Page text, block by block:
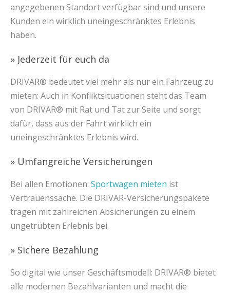
angegebenen Standort verfügbar sind und unsere
Kunden ein wirklich uneingeschränktes Erlebnis
haben.
» Jederzeit für euch da
DRIVAR® bedeutet viel mehr als nur ein Fahrzeug zu
mieten: Auch in Konfliktsituationen steht das Team
von DRIVAR® mit Rat und Tat zur Seite und sorgt
dafür, dass aus der Fahrt wirklich ein
uneingeschränktes Erlebnis wird.
» Umfangreiche Versicherungen
Bei allen Emotionen: Sportwagen mieten ist
Vertrauenssache. Die DRIVAR-Versicherungspakete
tragen mit zahlreichen Absicherungen zu einem
ungetrübten Erlebnis bei.
» Sichere Bezahlung
So digital wie unser Geschäftsmodell: DRIVAR® bietet
alle modernen Bezahlvarianten und macht die